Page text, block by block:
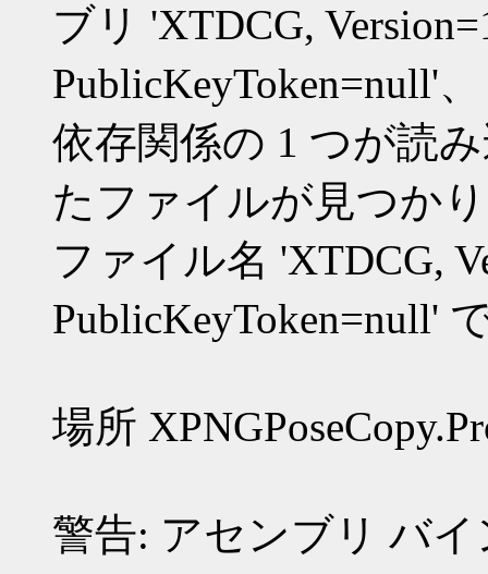
ブリ 'XTDCG,
PublicKeyToken=null'
依存関係の 1 つが読
たファイルが見つか
ファイル名 'XTDCG,
PublicKeyToken=null'
場所
警告: アセンブリ バ